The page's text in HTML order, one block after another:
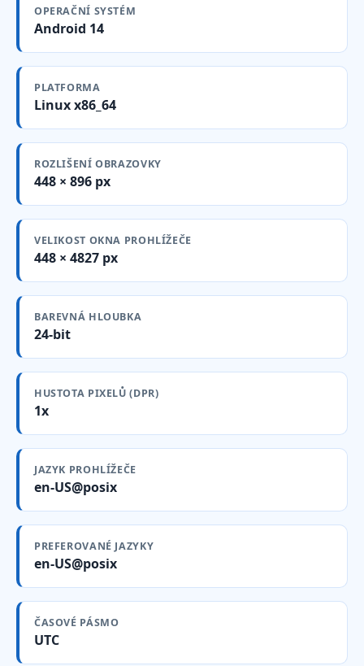
OPERAČNÍ SYSTÉM
Android 14
PLATFORMA
Linux x86_64
ROZLIŠENÍ OBRAZOVKY
448 × 896 px
VELIKOST OKNA PROHLÍŽEČE
448 × 4827 px
BAREVNÁ HLOUBKA
24-bit
HUSTOTA PIXELŮ (DPR)
1x
JAZYK PROHLÍŽEČE
en-US@posix
PREFEROVANÉ JAZYKY
en-US@posix
ČASOVÉ PÁSMO
UTC